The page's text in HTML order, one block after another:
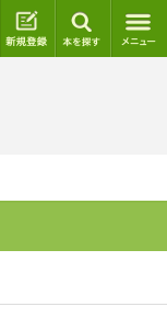
ログイン 新規登録